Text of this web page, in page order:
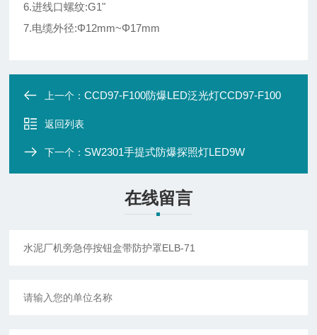
6.进线口螺纹:G1"
7.电缆外径:Φ12mm~Φ17mm
上一个：CCD97-F100防爆LED泛光灯CCD97-F100
返回列表
下一个： SW2301手提式防爆探照灯LED9W
在线留言